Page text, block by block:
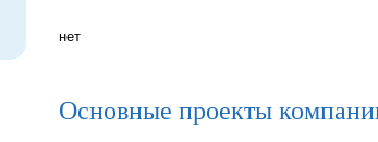
нет
Основные проекты